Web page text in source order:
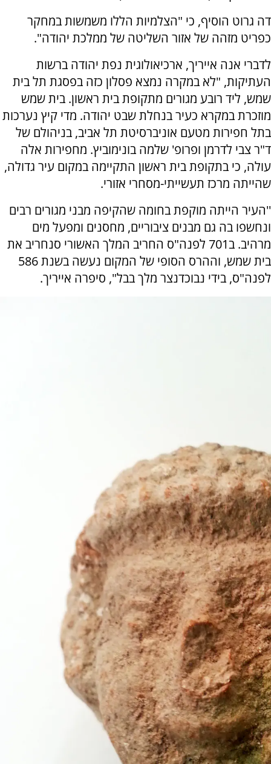
דה גרוט הוסיף, כי "הצלמיות הללו משמשות במחקר
כפריט מזהה של אזור השליטה של ממלכת יהודה".
לדברי אנה אייריך, ארכיאולוגית נפת יהודה ברשות
העתיקות, "לא במקרה נמצא פסלון כזה בפסגת תל בית
שמש, ליד רובע מגורים מתקופת בית ראשון. בית שמש
מוזכרת במקרא כעיר בנחלת שבט יהודה. מדי קיץ נערכות
בתל חפירות מטעם אוניברסיטת תל אביב, בניהולם של
ד"ר צבי לדרמן ופרופ' שלמה בונימוביץ. מחפירות אלה
עולה, כי בתקופת בית ראשון התקיימה במקום עיר גדולה,
שהייתה מרכז תעשייתי-מסחרי אזורי.
''העיר הייתה מוקפת בחומה שהקיפה מבני מגורים רבים
ונחשפו בה גם מבנים ציבוריים, מחסנים ומפעל מים
מרהיב. ב701 לפנה"ס החריב המלך האשורי סנחריב את
לפנה"ס, בידי נבוכדנצר מלך בבל", סיפרה אייריך.